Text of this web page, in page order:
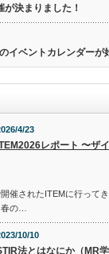
決まりました！
イベントカレンダーが
4/23
レポート 〜ザ
催されたITEMに行って
の…
10/10
法とはなにか（MR